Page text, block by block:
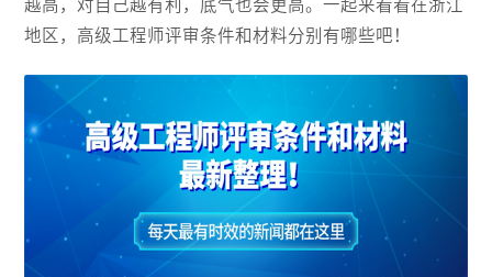
越高，对自己越有利，底气也会更高。一起来看看在浙江
地区，高级工程师评审条件和材料分别有哪些吧！